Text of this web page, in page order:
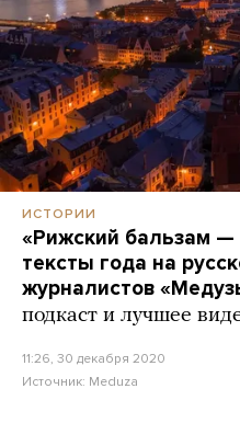
ИСТОРИИ
«Рижский бальзам
тексты года на
журналистов
подкаст и лучшее
11:26, 30 декабря 2020
Источник: Meduza